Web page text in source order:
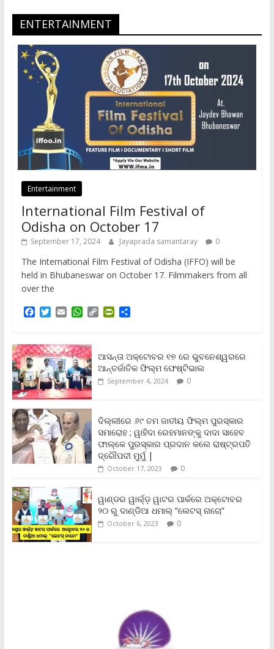
ENTERTAINMENT
Entertainment
International Film Festival of
Odisha on October 17
September 17, 2024 Jayaprada samantaray 0
The International Film Festival of Odisha (IFFO) will be
held in Bhubaneswar on October 17. Filmmakers from all
over the
F
e
b
o
o
k
T
t
t
e
r
E
i
l
W
t
s
A
p
p
C
L
i
n
k
P
t
F
r
i
d
l
y
S
e
ଆସନ୍ତା ଅକ୍ଟୋବର ୧୭ ରେ ଭୁବନେଶ୍ୱରରେ
ଆନ୍ତର୍ଜାତିକ ଫିଲ୍ମ ଫେଷ୍ଟିଭାଲ
September 4, 2024 0
ଦିଲ୍ଲୀରେ ୬୯ ତମ ଜାତୀୟ ଫିଲ୍ମ ପୁରସ୍କାର
ସମାରୋହ ; ୱାହିଦା ରେହମାନଙ୍କୁ ଦାଦା ସାହେବ
ଫାଲ୍‌କେ ପୁରସ୍କାର ପ୍ରଦାନ କଲେ ରାଷ୍ଟ୍ରପତି
ଦ୍ରୌପଦୀ ମୁର୍ମୁ |
October 17, 2023 0
ୱାଣ୍ଡର ୱାର୍ଲ୍‌ଡ଼ ୱାଟର ପାର୍କରେ ଅକ୍ଟୋବର
୨୦ ରୁ ଦାଣ୍ଡିଆ ଧମାଲ୍ “ଲେଟସ୍ ନାଚୋ”
October 6, 2023 0